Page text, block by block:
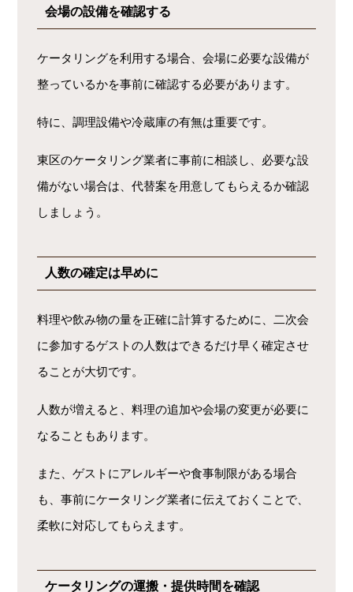
会場の設備を確認する
ケータリングを利用する場合、会場に必要な設備が
整っているかを事前に確認する必要があります。
特に、調理設備や冷蔵庫の有無は重要です。
東区のケータリング業者に事前に相談し、必要な設
備がない場合は、代替案を用意してもらえるか確認
しましょう。
人数の確定は早めに
料理や飲み物の量を正確に計算するために、二次会
に参加するゲストの人数はできるだけ早く確定させ
ることが大切です。
人数が増えると、料理の追加や会場の変更が必要に
なることもあります。
また、ゲストにアレルギーや食事制限がある場合
も、事前にケータリング業者に伝えておくことで、
柔軟に対応してもらえます。
ケータリングの運搬・提供時間を確認